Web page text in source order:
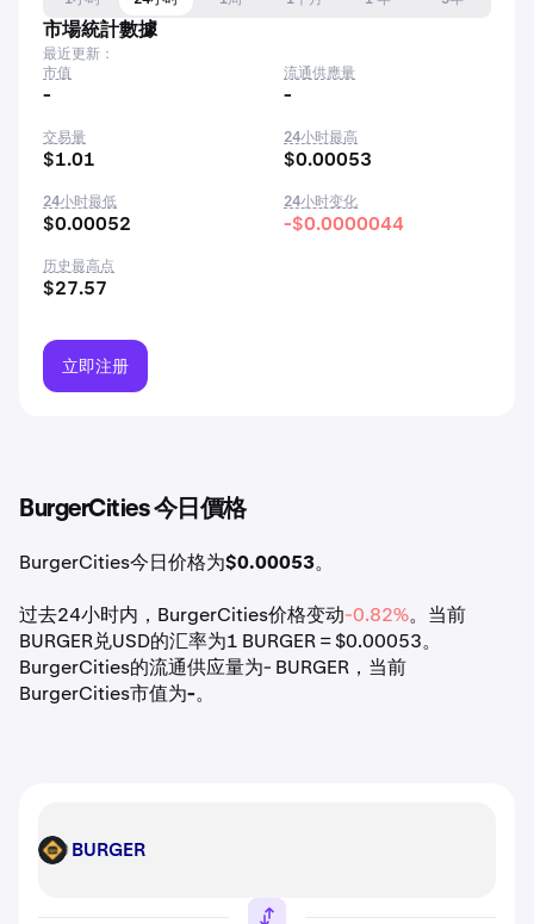
市場統計數據
最近更新：
市值
-
流通供應量
-
交易量
$1.01
24小时最高
$0.00053
24小时最低
$0.00052
24小时变化
-$0.0000044
历史最高点
$27.57
立即注册
BurgerCities 今日價格
BurgerCities今日价格为$0.00053。
过去24小时内，BurgerCities价格变动-0.82%。当前
BURGER兑USD的汇率为1 BURGER = $0.00053。
BurgerCities的流通供应量为- BURGER，当前
BurgerCities市值为-。
BURGER BURGER